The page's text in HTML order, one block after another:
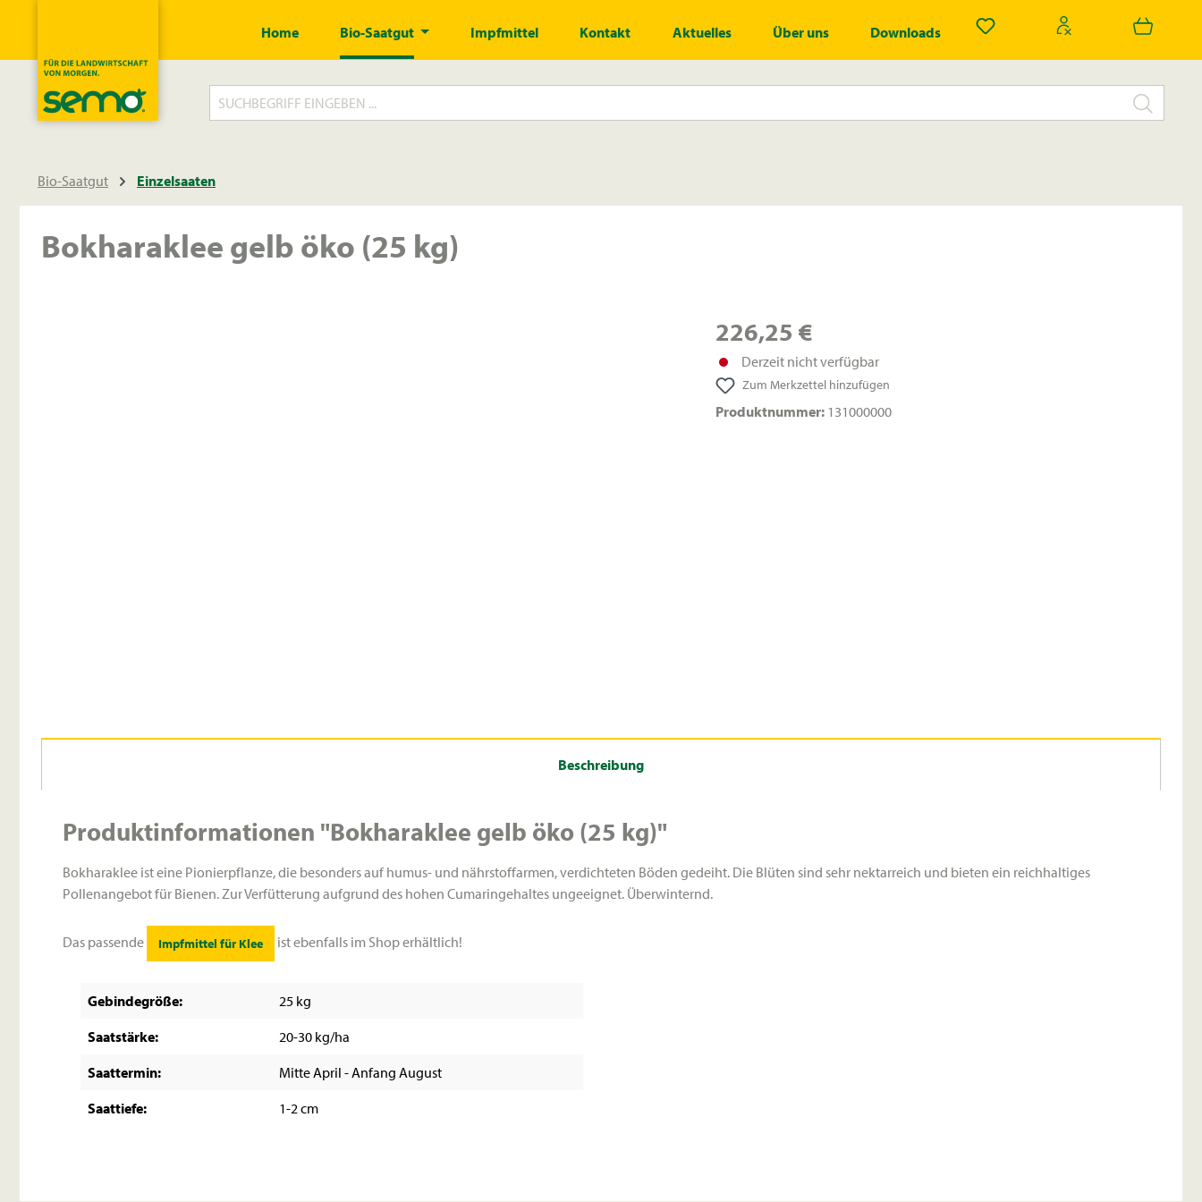
Du hast 0 Produkte auf dem
Home Bio-Saatgut Impfmittel Kontakt Aktuelles Über uns Downloads
Bio-Saatgut Einzelsaaten
Bokharaklee gelb öko (25 kg)
226,25 €
Derzeit nicht verfügbar
Zum Merkzettel hinzufügen
Produktnummer: 131000000
Beschreibung
Produktinformationen "Bokharaklee gelb öko (25 kg)"
Bokharaklee ist eine Pionierpflanze, die besonders auf humus- und nährstoffarmen, verdichteten Böden gedeiht. Die Blüten sind sehr nektarreich und bieten ein reichhaltiges
Pollenangebot für Bienen. Zur Verfütterung aufgrund des hohen Cumaringehaltes ungeeignet. Überwinternd.
Das passende Impfmittel für Klee ist ebenfalls im Shop erhältlich!
Gebindegröße:
25 kg
Saatstärke:
20-30 kg/ha
Saattermin:
Mitte April - Anfang August
Saattiefe:
1-2 cm